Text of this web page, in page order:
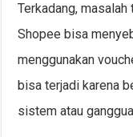
Terkadang,
Shopee bisa
menggunakan
bisa terjadi karena
sistem atau